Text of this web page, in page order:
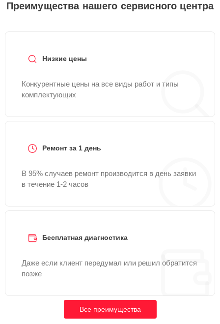
Преимущества нашего сервисного центра
Низкие цены
Конкурентные цены на все виды работ и типы
комплектующих
Ремонт за 1 день
В 95% случаев ремонт производится в день заявки
в течение 1-2 часов
Бесплатная диагностика
Даже если клиент передумал или решил обратится
позже
Все преимущества